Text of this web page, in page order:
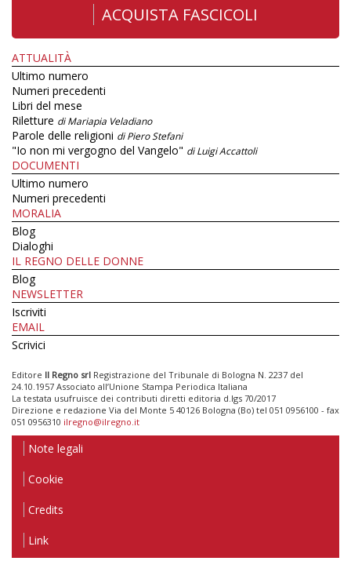
ACQUISTA FASCICOLI
ATTUALITÀ
Ultimo numero
Numeri precedenti
Libri del mese
Riletture di Mariapia Veladiano
Parole delle religioni di Piero Stefani
"Io non mi vergogno del Vangelo" di Luigi Accattoli
DOCUMENTI
Ultimo numero
Numeri precedenti
MORALIA
Blog
Dialoghi
IL REGNO DELLE DONNE
Blog
NEWSLETTER
Iscriviti
EMAIL
Scrivici
Editore Il Regno srl Registrazione del Tribunale di Bologna N. 2237 del
24.10.1957 Associato all’Unione Stampa Periodica Italiana
La testata usufruisce dei contributi diretti editoria d.lgs 70/2017
Direzione e redazione Via del Monte 5 40126 Bologna (Bo) tel 051 0956100 - fax
051 0956310 ilregno@ilregno.it
Note legali
Cookie
Credits
Link